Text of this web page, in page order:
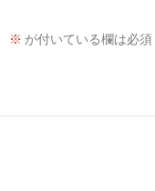
※ が付いている欄は必須